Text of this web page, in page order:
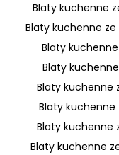
Blaty kuchenne
Blaty kuchenne
Blaty
Blaty
Blaty kuchenne
Blaty kuchenne
Blaty kuchenne
Blaty kuchenne